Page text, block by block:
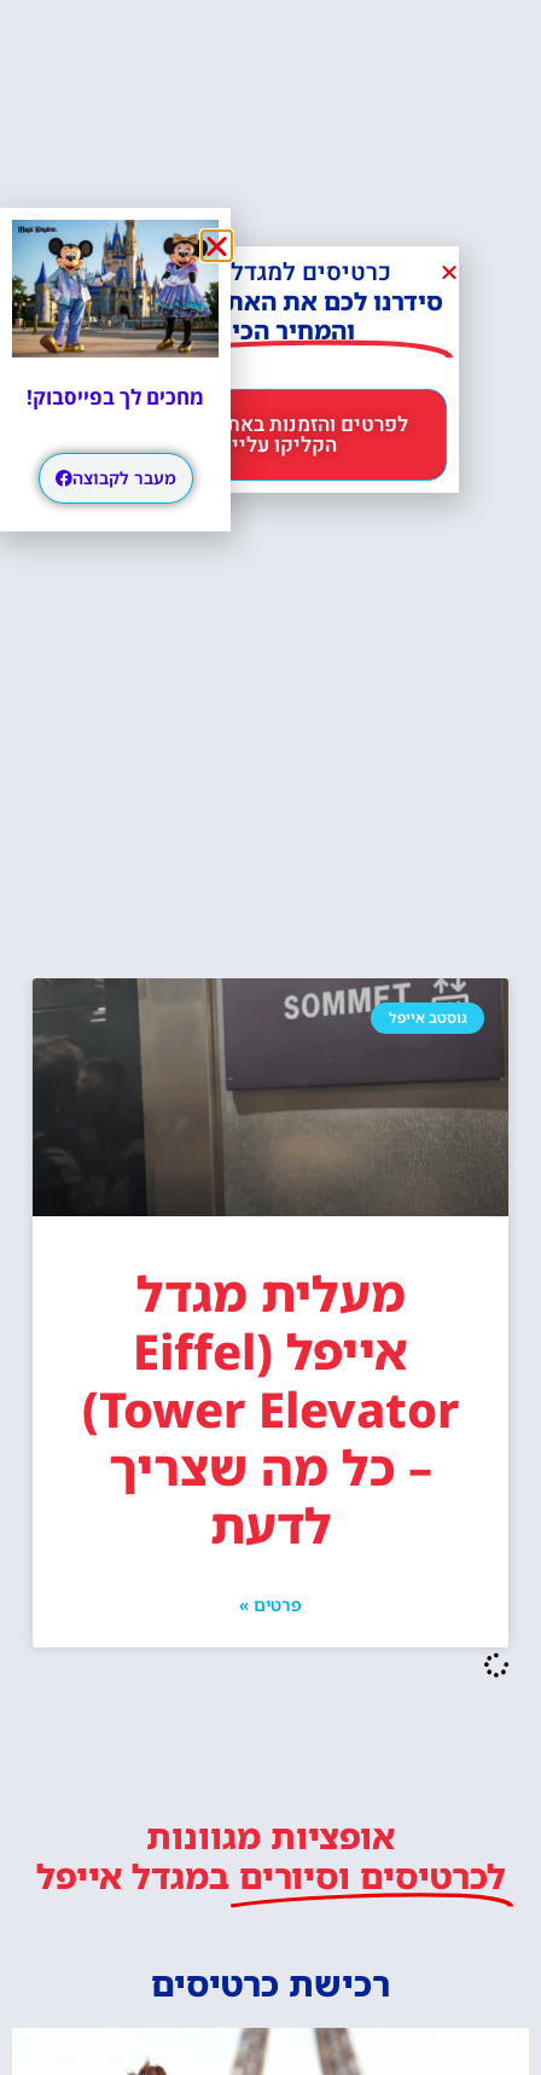
גוסטב אייפל
מעלית מגדל
אייפל (Eiffel
Tower Elevator)
– כל מה שצריך
לדעת
פרטים »
אופציות מגוונות
לכרטיסים וסיורים במגדל אייפל
רכישת כרטיסים
כרטיסים למגדל אייפל?
סידרנו לכם את האתר הכי אמין -
והמחיר הכי זול!
הקליקו עליי 😊
מחכים לך בפייסבוק!
מעבר לקבוצה